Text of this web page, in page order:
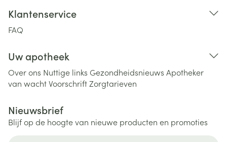
Klantenservice
FAQ
Uw apotheek
Over ons Nuttige links Gezondheidsnieuws Apotheker
van wachtVoorschriftZorgtarieven
Nieuwsbrief
Blijf op de hoogte van nieuwe producten en promoties